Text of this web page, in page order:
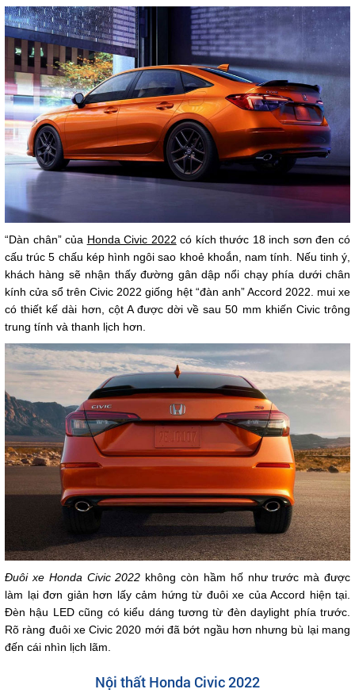
“Dàn chân” của Honda Civic 2022 có kích thước 18 inch sơn đen có
cấu trúc 5 chấu kép hình ngôi sao khoẻ khoắn, nam tính. Nếu tinh ý,
khách hàng sẽ nhận thấy đường gân dập nổi chạy phía dưới chân
kính cửa sổ trên Civic 2022 giống hệt “đàn anh” Accord 2022. mui xe
có thiết kế dài hơn, cột A được dời về sau 50 mm khiến Civic trông
trung tính và thanh lịch hơn.
Đuôi xe Honda Civic 2022 không còn hầm hố như trước mà được
làm lại đơn giản hơn lấy cảm hứng từ đuôi xe của Accord hiện tại.
Đèn hậu LED cũng có kiểu dáng tương từ đèn daylight phía trước.
Rõ ràng đuôi xe Civic 2020 mới đã bớt ngầu hơn nhưng bù lại mang
đến cái nhìn lịch lãm.
Nội thất Honda Civic 2022